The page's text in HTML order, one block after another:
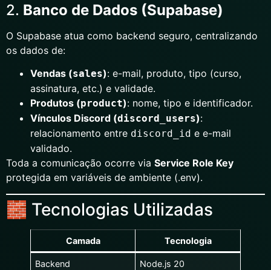
2. Banco de Dados (Supabase)
O Supabase atua como backend seguro, centralizando
os dados de:
Vendas (sales): e-mail, produto, tipo (curso,
assinatura, etc.) e validade.
Produtos (product): nome, tipo e identificador.
Vínculos Discord (discord_users):
relacionamento entre discord_id e e-mail
validado.
Toda a comunicação ocorre via Service Role Key
protegida em variáveis de ambiente (.env).
🧱 Tecnologias Utilizadas
Camada Tecnologia
Backend Node.js 20